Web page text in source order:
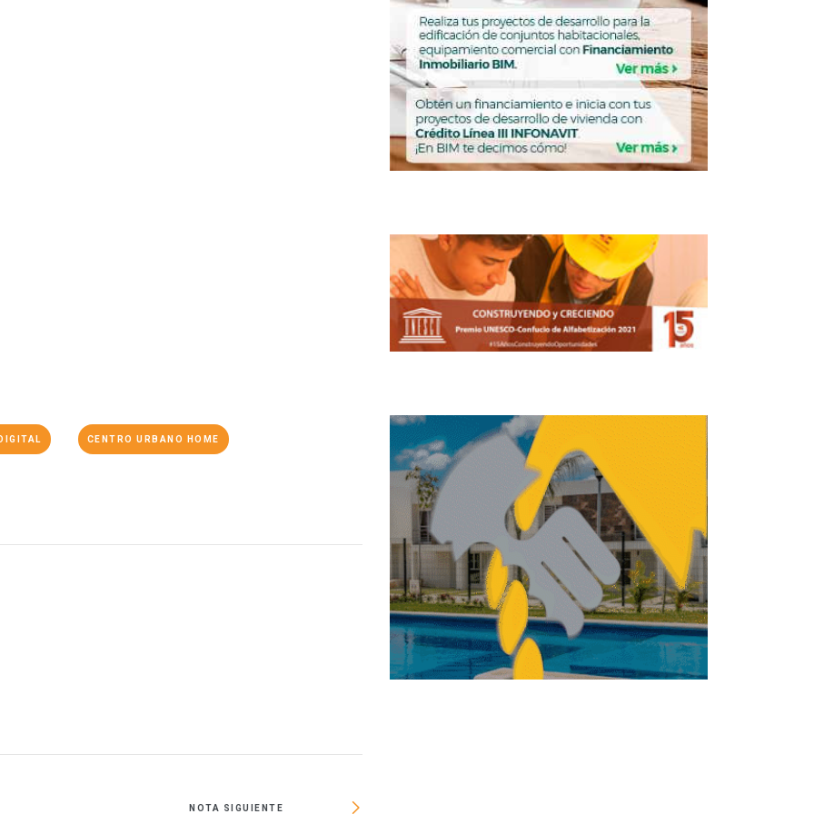
CENTRO URBANO HOME
NOTA SIGUIENTE